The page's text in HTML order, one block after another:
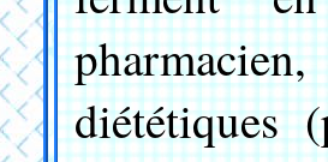
diététiques